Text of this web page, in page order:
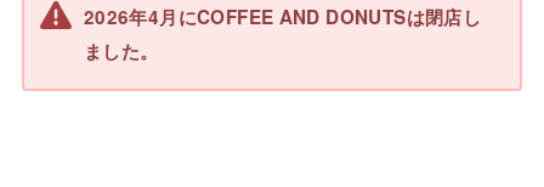
2026年4月にCOFFEE AND DONUTSは閉店し
ました。